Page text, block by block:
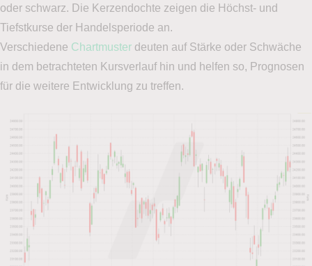
oder schwarz. Die Kerzendochte zeigen die Höchst- und
Tiefstkurse der Handelsperiode an.
Verschiedene Chartmuster deuten auf Stärke oder Schwäche
in dem betrachteten Kursverlauf hin und helfen so, Prognosen
für die weitere Entwicklung zu treffen.